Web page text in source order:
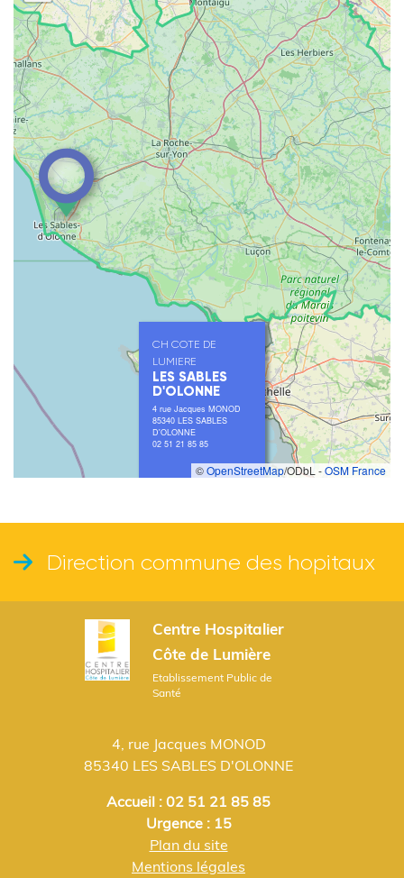
CH COTE DE
LUMIERE
LES SABLES
D'OLONNE
4 rue Jacques MONOD
85340 LES SABLES
D'OLONNE
02 51 21 85 85
©OpenStreetMap/ODbL -OSM France
Direction commune des hopitaux
Centre Hospitalier
Côte de Lumière
Etablissement Public de
Santé
4, rue Jacques MONOD
85340 LES SABLES D'OLONNE
Accueil : 02 51 21 85 85
Urgence : 15
Plan du site
Mentions légales